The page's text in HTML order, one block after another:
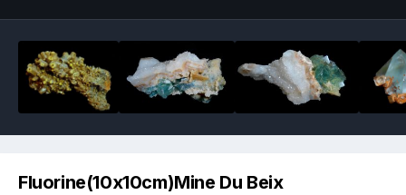
Fluorine(10x10cm)Mine Du Beix